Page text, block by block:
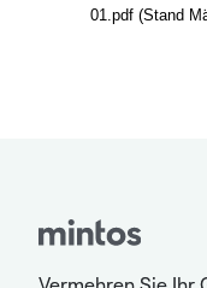
01.pdf (Stand